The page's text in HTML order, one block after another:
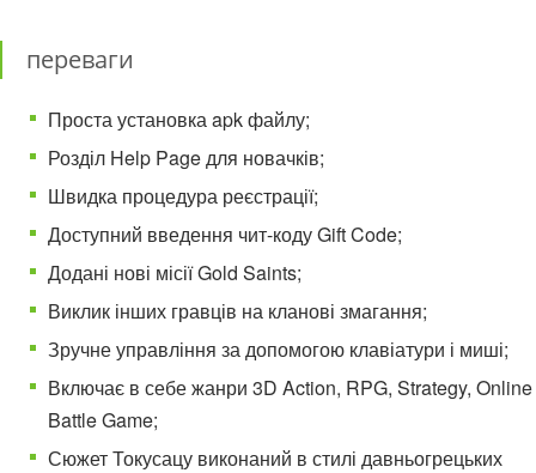
переваги
Проста установка apk файлу;
Розділ Help Page для новачків;
Швидка процедура реєстрації;
Доступний введення чит-коду Gift Code;
Додані нові місії Gold Saints;
Виклик інших гравців на кланові змагання;
Зручне управління за допомогою клавіатури і миші;
Включає в себе жанри 3D Action, RPG, Strategy, Online
Battle Game;
Сюжет Токусацу виконаний в стилі давньогрецьких